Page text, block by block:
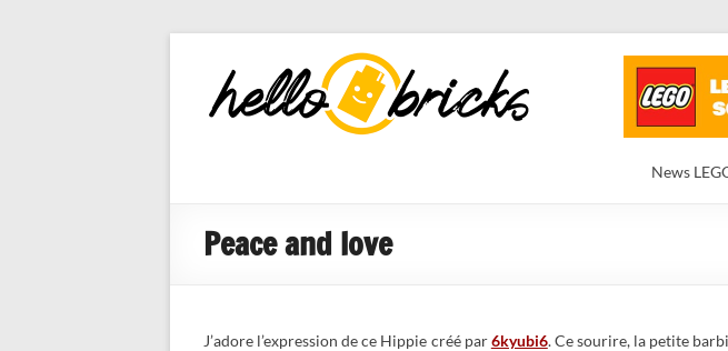
HelloBricks
Blog LEGO,
nouveaut�s
News
Peace and love
J’adore l’expression de ce Hippie créé par6kyubi6. Ce sourire, la petite